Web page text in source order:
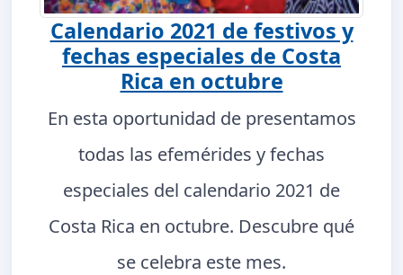
Calendario 2021 de festivos y
fechas especiales de Costa
Rica en octubre
En esta oportunidad de presentamos
todas las efemérides y fechas
especiales del calendario 2021 de
Costa Rica en octubre. Descubre qué
se celebra este mes.